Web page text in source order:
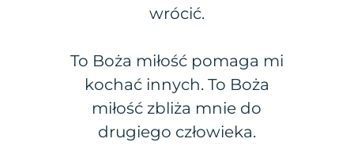
wrócić.
To Boża miłość pomaga mi
kochać innych. To Boża
miłość zbliża mnie do
drugiego człowieka.